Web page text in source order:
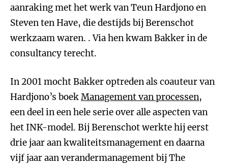
aanraking met het werk van Teun Hardjono en
Steven ten Have, die destijds bij Berenschot
werkzaam waren. . Via hen kwam Bakker in de
consultancy terecht.
In 2001 mocht Bakker optreden als coauteur van
Hardjono’s boekManagement van processen,
een deel in een hele serie over alle aspecten van
het INK-model. Bij Berenschot werkte hij eerst
drie jaar aan kwaliteitsmanagement en daarna
vijf jaar aan verandermanagement bij The